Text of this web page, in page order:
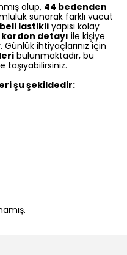
olup, 44 bedenden
sunarak farklı vücut
beli lastikli yapısı kolay
detayı ile kişiye
ihtiyaçlarınız için
bulunmaktadır, bu
taşıyabilirsiniz.
şu şekildedir: